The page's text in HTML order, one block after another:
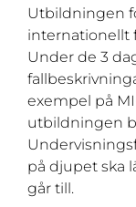
Utbildningen
internationellt
Under de 3
exempel på
utbildningen
på djupet ska
går till.